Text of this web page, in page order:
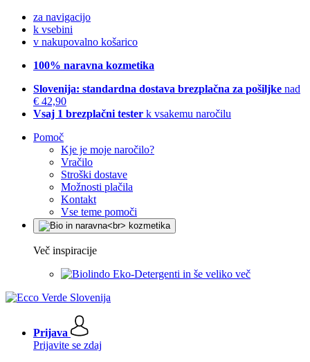
za navigacijo
k vsebini
v nakupovalno košarico
100% naravna kozmetika
Slovenija: standardna dostava brezplačna za pošiljke nad
€ 42,90
Vsaj 1 brezplačni tester k vsakemu naročilu
Pomoč
Kje je moje naročilo?
Vračilo
Stroški dostave
Možnosti plačila
Kontakt
Vse teme pomoči
Več inspiracije
Eko-Detergenti in še veliko več
Prijava
Prijavite se zdaj